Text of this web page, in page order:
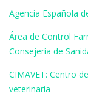
Agencia Española
Área de Control
Consejería de
CIMAVET: Centro
veterinaria